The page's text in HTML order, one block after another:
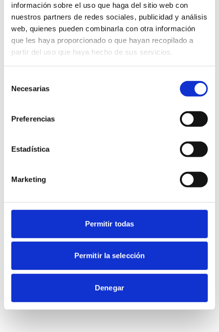
información sobre el uso que haga del sitio web con
nuestros partners de redes sociales, publicidad y análisis
web, quienes pueden combinarla con otra información
que les haya proporcionado o que hayan recopilado a
partir del uso que haya hecho de sus servicios.
Necesarias
Preferencias
Estadística
Marketing
Permitir todas
Permitir la selección
Denegar